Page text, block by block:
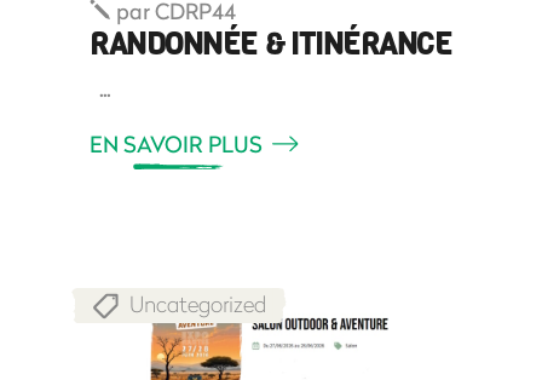
parCDRP44
RANDONNÉE & ITINÉRANCE
EN SAVOIR PLUS
Uncategorized